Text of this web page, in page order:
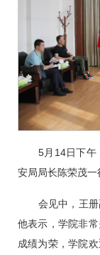
5月14日下午
安局局长陈荣茂一
会见中，王
他表示，学院非
成绩为荣，学院